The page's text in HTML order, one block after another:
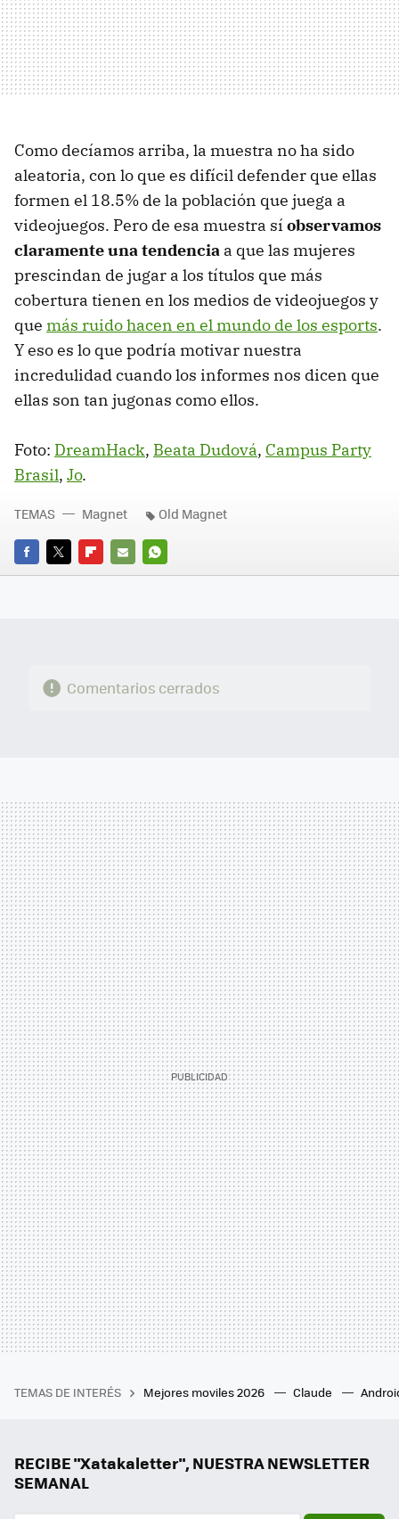
Como decíamos arriba, la muestra no ha sido
aleatoria, con lo que es difícil defender que ellas
formen el 18.5% de la población que juega a
videojuegos. Pero de esa muestra sí observamos
claramente una tendencia a que las mujeres
prescindan de jugar a los títulos que más
cobertura tienen en los medios de videojuegos y
que más ruido hacen en el mundo de los esports.
Y eso es lo que podría motivar nuestra
incredulidad cuando los informes nos dicen que
ellas son tan jugonas como ellos.
Foto: DreamHack, Beata Dudová, Campus Party
Brasil, Jo.
FACEBOOK
TWITTERFLIPBOARD
E-
WHATSAPP
TEMAS Magnet Old Magnet
Comentarios cerrados
TEMAS DE INTERÉS Mejores moviles 2026 Claude
RECIBE "Xatakaletter", NUESTRA NEWSLETTER
SEMANAL